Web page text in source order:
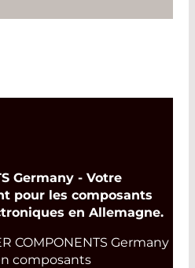
Germany - Votre
pour les composants
en Allemagne.
COMPONENTS Germany
composants